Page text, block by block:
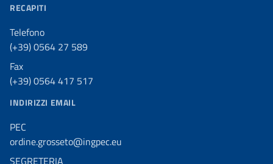
RECAPITI
Telefono
(+39) 0564 27 589
Fax
(+39) 0564 417 517
INDIRIZZI EMAIL
PEC
ordine.grosseto@ingpec.eu
SEGRETERIA